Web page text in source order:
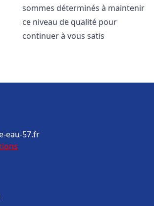
sommes déterminés à maintenir
ce niveau de qualité pour
continuer à vous satis
eau-57.fr